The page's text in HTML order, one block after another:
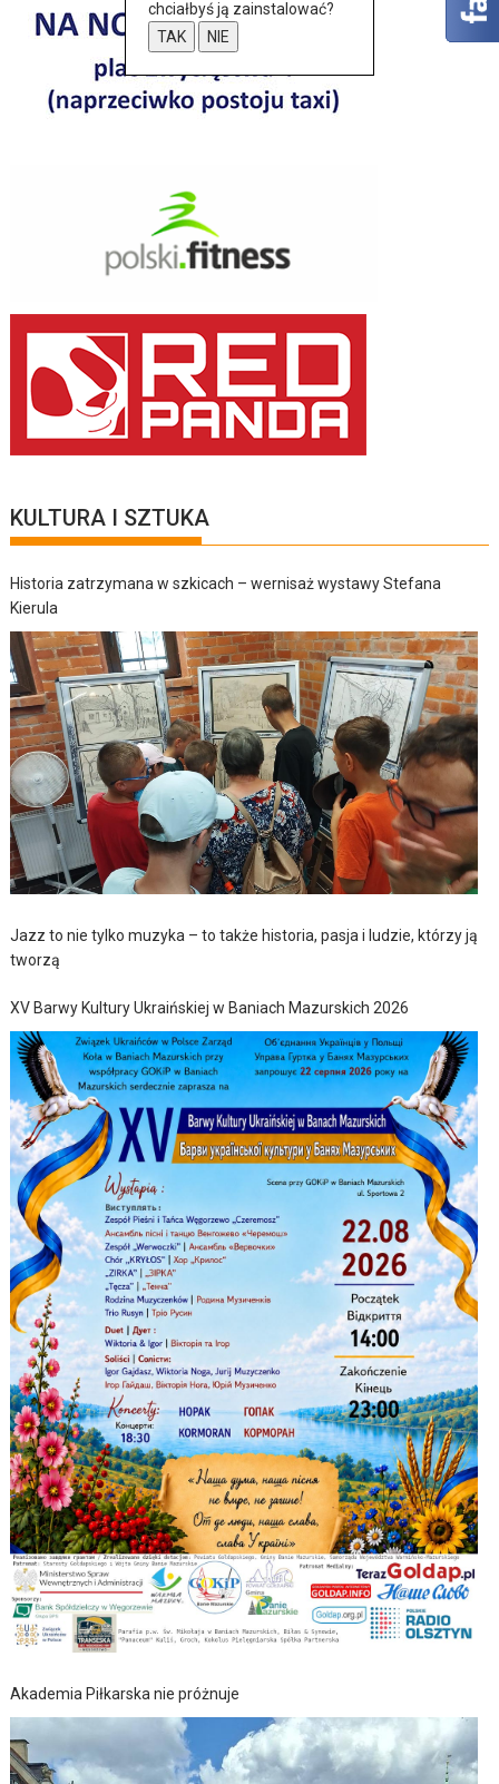
KULTURA I SZTUKA
Historia zatrzymana w szkicach – wernisaż wystawy Stefana
Kierula
Jazz to nie tylko muzyka – to także historia, pasja i ludzie, którzy ją
tworzą
XV Barwy Kultury Ukraińskiej w Baniach Mazurskich 2026
Akademia Piłkarska nie próżnuje
chciałbyś ją zainstalować?
TAK
NIE